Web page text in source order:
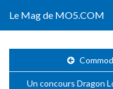
Le Mag de MO5.COM
Un concours Dragon